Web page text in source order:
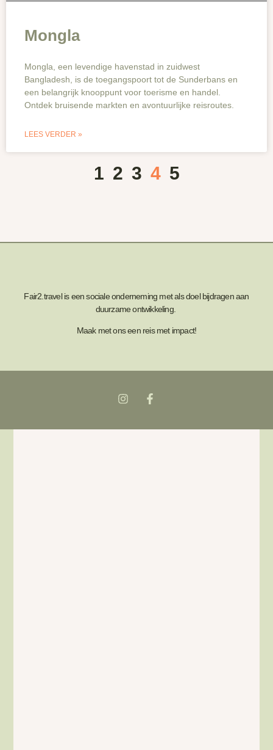
Mongla
Mongla, een levendige havenstad in zuidwest
Bangladesh, is de toegangspoort tot de Sunderbans en
een belangrijk knooppunt voor toerisme en handel.
Ontdek bruisende markten en avontuurlijke reisroutes.
LEES VERDER »
1 2 3 4 5
Fair2.travel is een sociale onderneming met als doel bijdragen aan
duurzame ontwikkeling.
Maak met ons een reis met impact!